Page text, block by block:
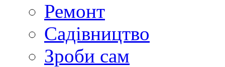
Ремонт
Садівництво
Зроби сам